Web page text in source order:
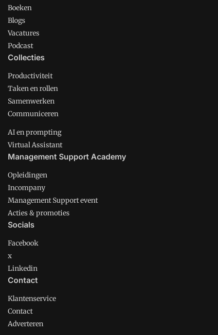
Boeken
Blogs
Vacatures
Podcast
Collecties
Productiviteit
Taken en rollen
Samenwerken
Communiceren
AI en prompting
Virtual Assistant
Management Support Academy
Opleidingen
Incompany
Management Support event
Acties & promoties
Socials
Facebook
x
Linkedin
Contact
Klantenservice
Contact
Adverteren